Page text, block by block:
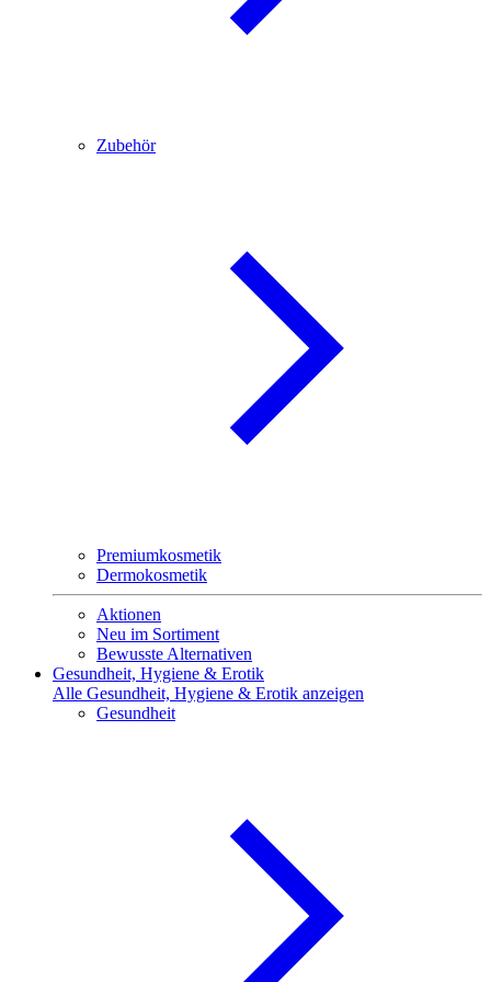
Zubehör
Premiumkosmetik
Dermokosmetik
Aktionen
Neu im Sortiment
Bewusste Alternativen
Gesundheit, Hygiene & Erotik
Alle Gesundheit, Hygiene & Erotik anzeigen
Gesundheit